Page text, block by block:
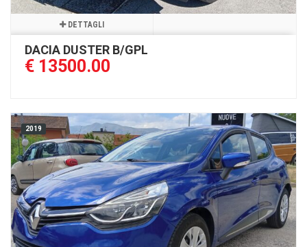
DETTAGLI
DACIA DUSTER B/GPL
€ 13500.00
2019